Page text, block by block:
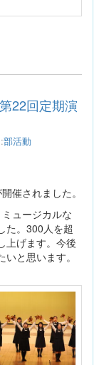
22回定期演
部活動
催されました。
ュージカルな
た。300人を超
上げます。今後
と思います。